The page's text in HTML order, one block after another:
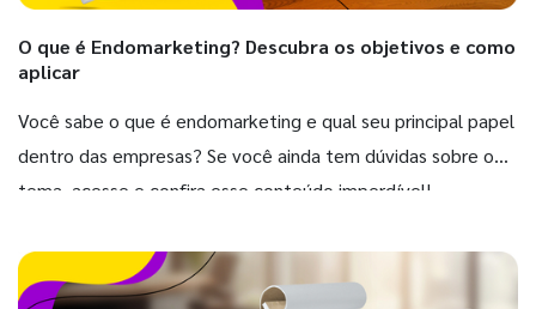
O que é Endomarketing? Descubra os objetivos e como
aplicar
Você sabe o que é endomarketing e qual seu principal papel
dentro das empresas? Se você ainda tem dúvidas sobre o
tema, acesse e confira esse conteúdo imperdível!